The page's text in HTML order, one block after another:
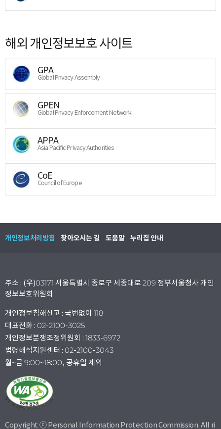
해외 개인정보보호 사이트
GPA
Global Privacy Assembly
GPEN
Global Privacy Enforcement Network
APPA
Asia Pacific Privacy Authorities
CoE
Council of Europe
개인정보처리방침 찾아오시는 길 도움말 누리집 안내
주소 : (우)03171 서울특별시 종로구 세종대로 209 정부서울청사 개인
정보보호위원회
개인정보침해신고 : 국번없이 118
대표전화 : 02-2100-3025
개인정보분쟁조정위원회 : 1833-6972
법령해석지원센터 : 02-2100-3043
월~금 9:00~18:00, 공휴일 제외
Copyright ⓒ Personal Information Protection Commission. All ri